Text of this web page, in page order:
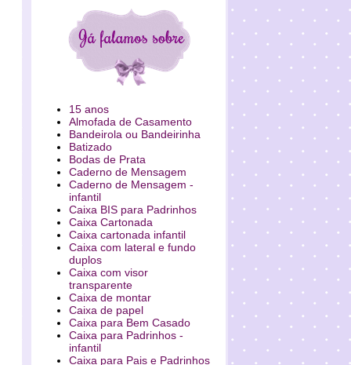
15 anos
Almofada de Casamento
Bandeirola ou Bandeirinha
Batizado
Bodas de Prata
Caderno de Mensagem
Caderno de Mensagem -
infantil
Caixa BIS para Padrinhos
Caixa Cartonada
Caixa cartonada infantil
Caixa com lateral e fundo
duplos
Caixa com visor
transparente
Caixa de montar
Caixa de papel
Caixa para Bem Casado
Caixa para Padrinhos -
infantil
Caixa para Pais e Padrinhos